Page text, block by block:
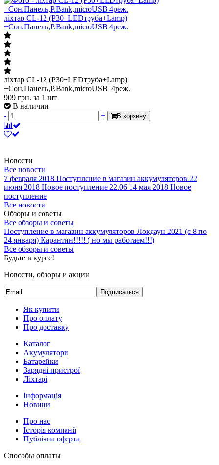
ліхтар CL-12 (P30+LEDтруба+Lamp)
+Сон.Панель,P.Bank,microUSB 4реж.
ліхтар CL-12 (P30+LEDтруба+Lamp)
+Сон.Панель,P.Bank,microUSB 4реж.
909 грн. за 1 шт
В наличии
-
+ В корзину
Новости
Все новости
7 февраля 2018 Поступление в магазин аккумуляторов 22
июня 2018 Новое поступление 22.06 14 мая 2018 Новое
поступление
Все новости
Обзоры и советы
Все обзоры и советы
Поступление в магазин аккумуляторов Локдаун 2021 (с 8 по
24 января) Карантин!!!!! ( но мы работаем!!!)
Все обзоры и советы
Будьте в курсе!
Новости, обзоры и акции
Подписаться
Як купити
Про оплату
Про доставку
Каталог
Акумулятори
Батарейки
Зарядні пристрої
Ліхтарі
Інформація
Новини
Про нас
Історія компанії
Публічна оферта
Способы оплаты